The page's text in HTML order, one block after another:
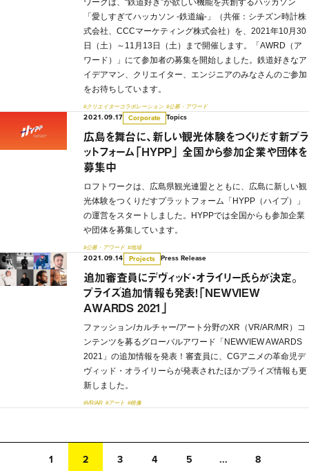
ワークは、“鉄道好き”が欲しい機能を共創するハッカソン
「愛しすぎてハッカソン -鉄道編-」（共催：シチズン時計株
式会社、CCCマーケティング株式会社）を、2021年10月30
日（土）～11月13日（土）まで開催します。「AWRD（ア
ワード）」にて参加者の募集を開始しました。鉄道好きなア
イデアマン、クリエイター、エンジニアのみなさんのご参加
をお待ちしています。
#クリエイターコラボレーション #公募・アワード
2021.09.17 Corporate Topics
広島を舞台に、新しい観光体験をつくりだす新プラ
ットフォーム「HYPP」 全国から参加企業や団体を
募集中
ロフトワークは、広島県観光連盟とともに、広島に新しい観
光体験をつくりだすプラットフォーム「HYPP（ハイプ）」
の運営をスタートしました。HYPPでは全国からも参加企業
や団体を募集しています。
#公募・アワード #地域
2021.09.14 Projects Press Release
追加審査員にデヴィッド・オライリー氏らが決定。
プライズ追加情報も発表！「NEWVIEW
AWARDS 2021」
ファッション/カルチャー/アート分野のXR（VR/AR/MR）コ
ンテンツを募るグローバルアワード「NEWVIEW AWARDS
2021」の追加情報を発表！審査員に、CGアニメの革命児デ
ヴィッド・オライリーらが発表されたほかプライズ情報も更
新しました。
#VR/AR #アート #映像
1 2 3 4 5 ... 8